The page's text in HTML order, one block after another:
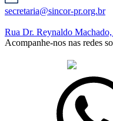
secretaria@sincor-pr.org.br
Rua Dr. Reynaldo
Acompanhe-nos nas redes